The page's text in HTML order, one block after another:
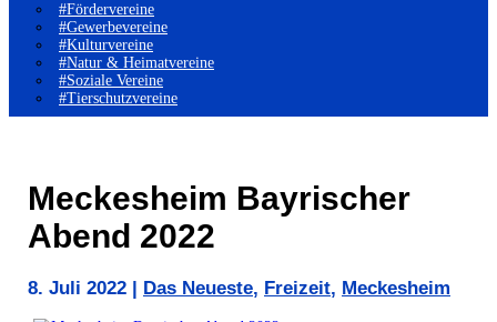
#Fördervereine
#Gewerbevereine
#Kulturvereine
#Natur & Heimatvereine
#Soziale Vereine
#Tierschutzvereine
Meckesheim Bayrischer
Abend 2022
8. Juli 2022 Das Neueste, Freizeit, Meckesheim